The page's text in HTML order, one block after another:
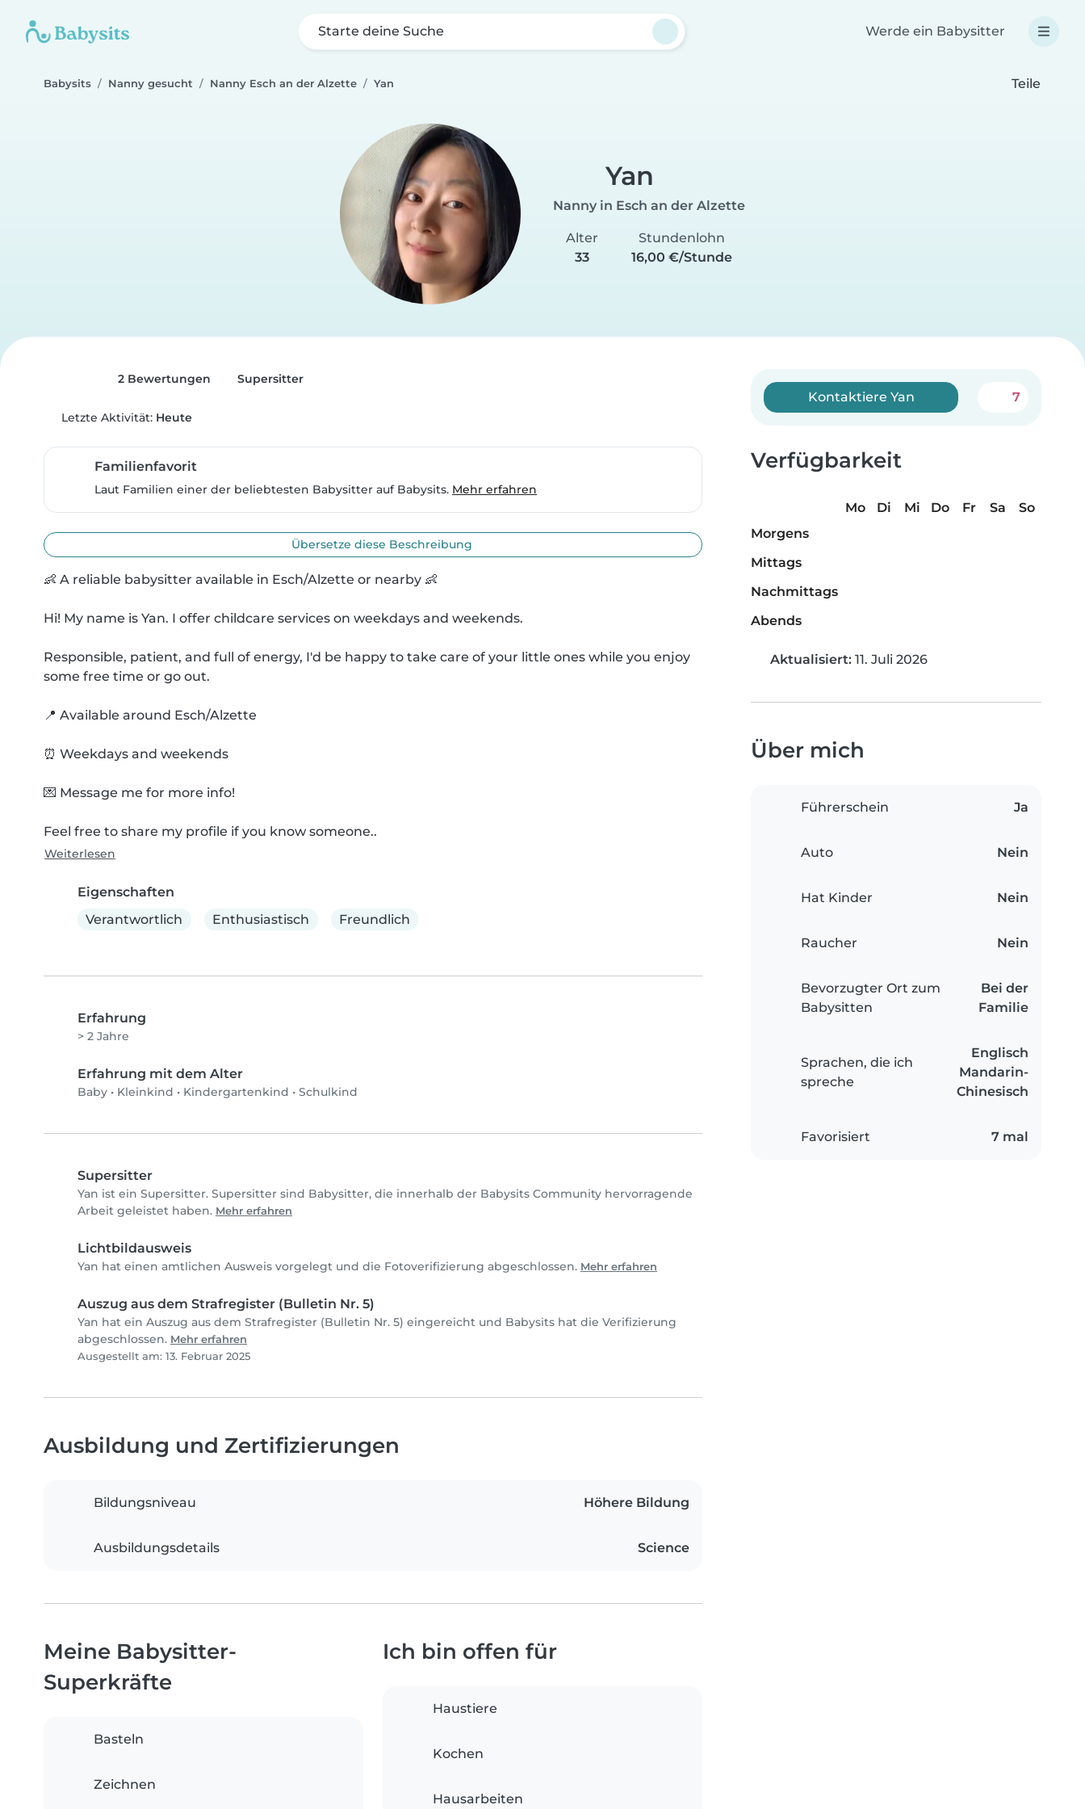
Starte deine Suche Werde ein Babysitter
Babysits Nanny gesucht Nanny Esch an der Alzette Yan Teile
Yan
Nanny in Esch an der Alzette
Alter
33
Stundenlohn
16,00 €/Stunde
2 Bewertungen Supersitter
Letzte Aktivität: Heute
Familienfavorit
Laut Familien einer der beliebtesten Babysitter auf Babysits. Mehr erfahren
Übersetze diese Beschreibung
👶 A reliable babysitter available in Esch/Alzette or nearby 👶
Hi! My name is Yan. I offer childcare services on weekdays and weekends.
Responsible, patient, and full of energy, I'd be happy to take care of your little ones while you enjoy
some free time or go out.
📍 Available around Esch/Alzette
⏰ Weekdays and weekends
💌 Message me for more info!
Feel free to share my profile if you know someone..
Weiterlesen
Eigenschaften
Verantwortlich
Enthusiastisch Freundlich
Erfahrung
> 2 Jahre
Erfahrung mit dem Alter
Baby • Kleinkind • Kindergartenkind • Schulkind
Supersitter
Yan ist ein Supersitter. Supersitter sind Babysitter, die innerhalb der Babysits Community hervorragende
Arbeit geleistet haben. Mehr erfahren
Lichtbildausweis
Yan hat einen amtlichen Ausweis vorgelegt und die Fotoverifizierung abgeschlossen. Mehr erfahren
Auszug aus dem Strafregister (Bulletin Nr. 5)
Yan hat ein Auszug aus dem Strafregister (Bulletin Nr. 5) eingereicht und Babysits hat die Verifizierung
abgeschlossen. Mehr erfahren
Ausgestellt am: 13. Februar 2025
Kontaktiere Yan 7
Verfügbarkeit
Mo Di Mi Do Fr Sa
So
Morgens
Mittags
Nachmittags
Abends
Aktualisiert: 11. Juli 2026
Über mich
Führerschein Ja
Auto Nein
Hat Kinder Nein
Raucher Nein
Bevorzugter Ort zum
Babysitten
Bei der
Familie
Sprachen, die ich
spreche
Englisch
Mandarin-
Chinesisch
Favorisiert 7 mal
Ausbildung und Zertifizierungen
Bildungsniveau Höhere Bildung
Ausbildungsdetails Science
Meine Babysitter-
Superkräfte
Basteln
Zeichnen
Ich bin offen für
Haustiere
Kochen
Hausarbeiten